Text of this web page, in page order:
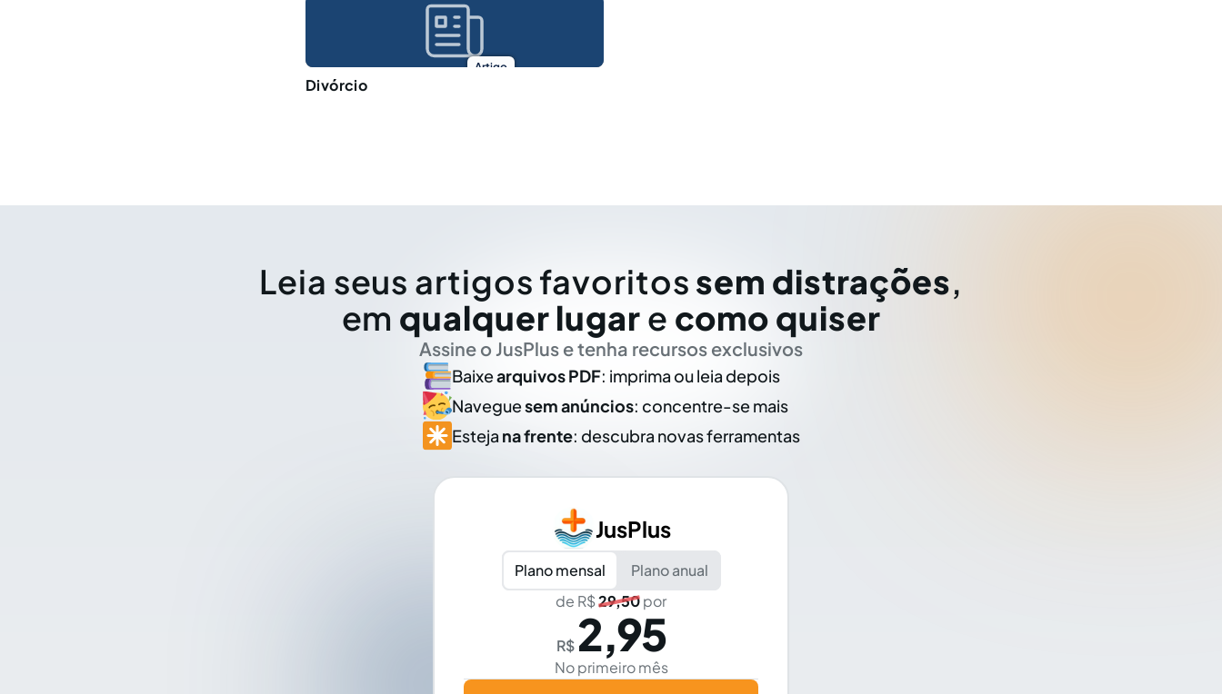
Artigo
Divórcio
Leia seus artigos favoritos sem distrações,
em qualquer lugar e como quiser
Assine o JusPlus e tenha recursos exclusivos
Baixearquivos PDF: imprima ou leia depois
Naveguesem anúncios: concentre-se mais
Esteja na frente: descubra novas ferramentas
JusPlus
Plano mensal
Plano anual
de R$29,50por
R$ 2,95
No primeiro mês